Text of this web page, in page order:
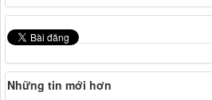
Những tin mới hơn